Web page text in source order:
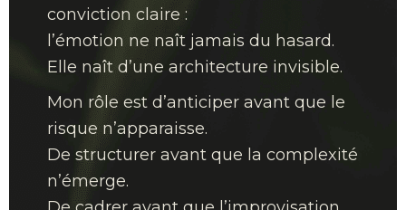
conviction claire :
l’émotion ne naît jamais du hasard.
Elle naît d’une architecture invisible.
Mon rôle est d’anticiper avant que le
risque n’apparaisse.
De structurer avant que la complexité
n’émerge.